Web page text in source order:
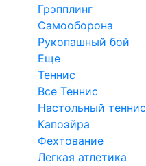
Грэпплинг
Самооборона
Рукопашный бой
Еще
Теннис
Все Теннис
Настольный теннис
Капоэйра
Фехтование
Легкая атлетика